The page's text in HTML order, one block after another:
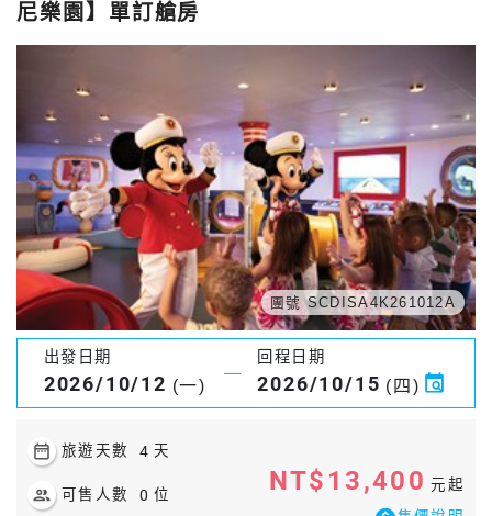
尼樂園】單訂艙房
團號 SCDISA4K261012A
出發日期
2026/10/12 (一)
回程日期
2026/10/15 (四)
date_range 旅遊天數 4 天
people 可售人數 0 位 NT$13,400 元起